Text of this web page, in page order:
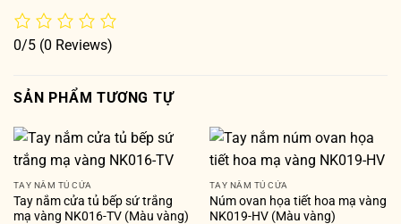
0/5 (0 Reviews)
SẢN PHẨM TƯƠNG TỰ
TAY NẮM TỦ CỬA
Tay nắm cửa tủ bếp sứ trắng
mạ vàng NK016-TV (Màu vàng)
TAY NẮM TỦ CỬA
Núm ovan họa tiết hoa mạ vàng
NK019-HV (Màu vàng)